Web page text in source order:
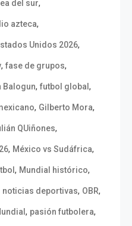
del sur,
azteca,
Unidos 2026,
, fase de grupos,
Balogun, futbol global,
, Gilberto Mora,
QUiñones,
, México vs Sudáfrica,
, Mundial histórico,
noticias deportivas, OBR,
, pasión futbolera,